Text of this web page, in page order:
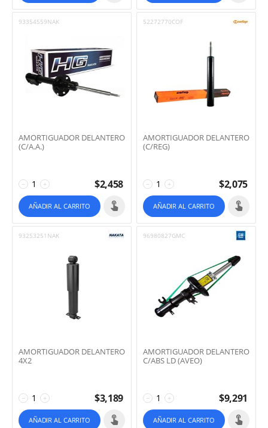
93354559NAK
AMORTIGUADOR DELANTERO
(C/A.A.)
+
− $2,458
AÑADIR AL CARRITO
52272770COF
AMORTIGUADOR DELANTERO
(C/REG)
+
− $2,075
AÑADIR AL CARRITO
93253251NAK
AMORTIGUADOR DELANTERO
4X2
+
− $3,189
AÑADIR AL CARRITO
96980827GMC
AMORTIGUADOR DELANTERO
C/ABS LD (AVEO)
+
− $9,291
AÑADIR AL CARRITO